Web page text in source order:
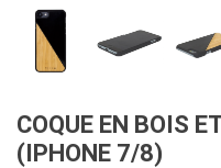
COQUE EN BOIS
(IPHONE 7/8)